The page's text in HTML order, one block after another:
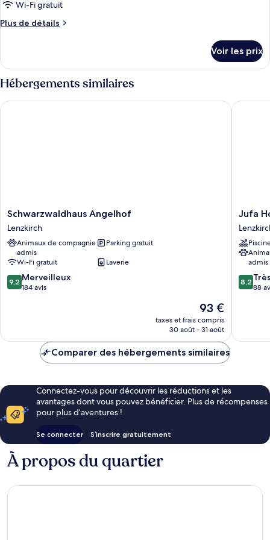
chambre :
Wi-Fi gratuit
Plus de détails
Plus
le
type
de
chambre
Chambre
Voir les prix
Hébergements similaires
Schwarzwaldhaus
Angelhof
Lenzkirch
Schwarzwaldhaus Angelhof
Lenzkirch
Animaux de compagnie
admis
Parking gratuit
Wi-Fi gratuit
Laverie
9.2
sur
9,2 Merveilleux
184 avis
Le
nouveau
prix
de
93 €
taxes et frais compris
30 août - 31 août
Schwarzwaldhaus Angelhof
Jufa
Hotel
Jufa
admis
8.2
sur
8,2
88
Jufa
Comparer des hébergements similaires
Connectez-vous pour découvrir les réductions et les
avantages dont vous pouvez bénéficier. Plus de récompenses
pour plus d’aventures !
Se connecter S’inscrire gratuitement
À propos du quartier